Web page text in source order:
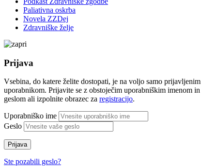
Paliativna oskrba
Novela ZZDej
Zdravniške želje
Prijava
Vsebina, do katere želite dostopati, je na voljo samo prijavljenim
uporabnikom. Prijavite se z obstoječim uporabniškim imenom in
geslom ali izpolnite obrazec za registracijo.
Uporabniško ime
Geslo
Prijava
Ste pozabili geslo?